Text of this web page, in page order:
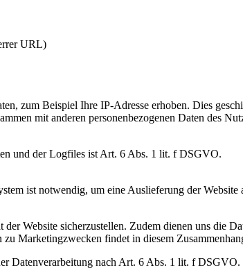
URL)
zum Beispiel Ihre IP-Adresse erhoben. Dies
mit anderen personenbezogenen Daten des
und der Logfiles ist Art. 6 Abs. 1 lit. f DSGVO.
ist notwendig, um eine Auslieferung der
Website sicherzustellen. Zudem dienen uns die
Marketingzwecken findet in diesem
Datenverarbeitung nach Art. 6 Abs. 1 lit. f DSGVO.